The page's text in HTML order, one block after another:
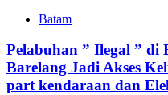
Batam
Pelabuhan ” Ilegal ” di
Barelang Jadi Akses
part kendaraan dan